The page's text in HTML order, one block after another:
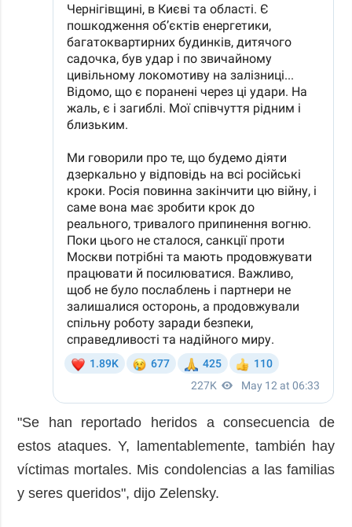
"Se han reportado heridos a consecuencia de
estos ataques. Y, lamentablemente, también hay
víctimas mortales. Mis condolencias a las familias
y seres queridos", dijo Zelensky.